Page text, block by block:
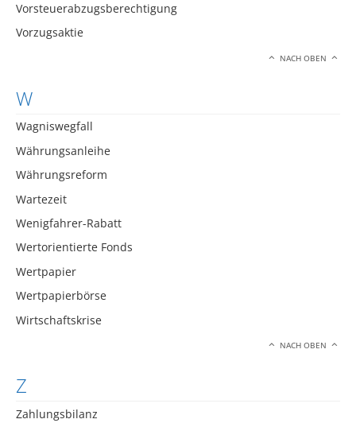
Vorsteuerabzugsberechtigung
Vorzugsaktie
NACH OBEN
W
Wagniswegfall
Währungsanleihe
Währungsreform
Wartezeit
Wenigfahrer-Rabatt
Wertorientierte Fonds
Wertpapier
Wertpapierbörse
Wirtschaftskrise
NACH OBEN
Z
Zahlungsbilanz